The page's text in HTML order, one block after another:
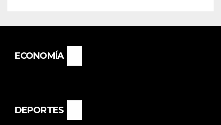
ECONOMÍA
DEPORTES